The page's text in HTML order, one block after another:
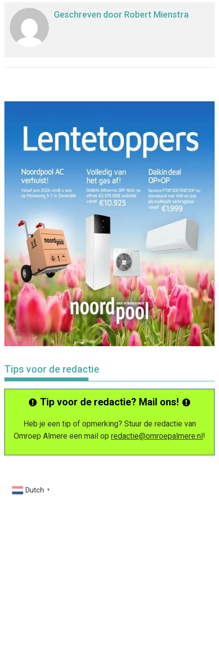
Geschreven door Robert Mienstra
Tips voor de redactie
Tip voor de redactie? Mail ons!
Heb je een tip of opmerking? Stuur de redactie van
Omroep Almere een mail op redactie@omroepalmere.nl!
Dutch ▼